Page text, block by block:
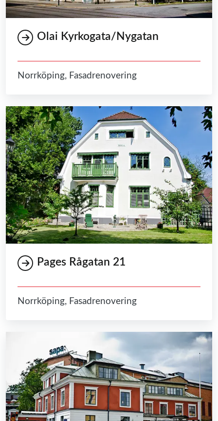
Olai Kyrkogata/Nygatan
Norrköping, Fasadrenovering
Pages Rågatan 21
Norrköping, Fasadrenovering